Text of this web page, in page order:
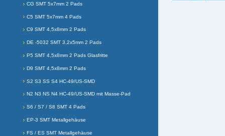
CG SMT 5x7mm 2 Pads
C5 SMT 5x7mm 4 Pads
C9 SMT 4,5x8mm 2 Pads
DE -5032 SMT 3,2x5mm 2 Pads
P5 SMT 4,5x8mm 2 Pads Glasfritte
D9 SMT 4,5x8mm 2 Pads
S2 S3 SS S4 HC-49/US-SMD
N2 N3 NS N4 HC-49/US-SMD mit Masse-Pad
S6 / S7 / S8 SMT 4 Pads
EP-3 SMT Metallgehäuse
FS / ES SMT Metallgehäuse